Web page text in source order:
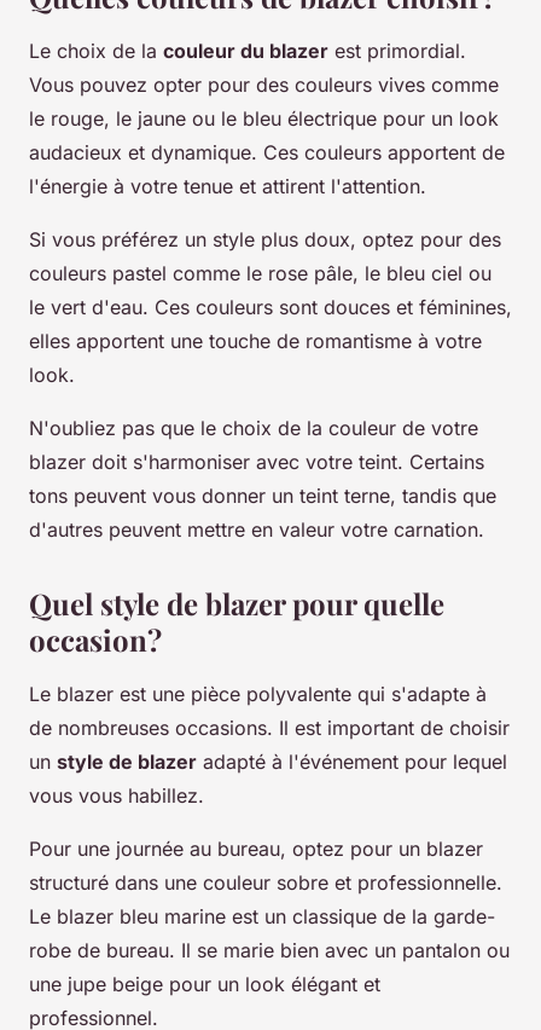
Le choix de la couleur du blazer est primordial.
Vous pouvez opter pour des couleurs vives comme
le rouge, le jaune ou le bleu électrique pour un look
audacieux et dynamique. Ces couleurs apportent de
l'énergie à votre tenue et attirent l'attention.
Si vous préférez un style plus doux, optez pour des
couleurs pastel comme le rose pâle, le bleu ciel ou
le vert d'eau. Ces couleurs sont douces et féminines,
elles apportent une touche de romantisme à votre
look.
N'oubliez pas que le choix de la couleur de votre
blazer doit s'harmoniser avec votre teint. Certains
tons peuvent vous donner un teint terne, tandis que
d'autres peuvent mettre en valeur votre carnation.
Quel style de blazer pour quelle
occasion?
Le blazer est une pièce polyvalente qui s'adapte à
de nombreuses occasions. Il est important de choisir
un style de blazer adapté à l'événement pour lequel
vous vous habillez.
Pour une journée au bureau, optez pour un blazer
structuré dans une couleur sobre et professionnelle.
Le blazer bleu marine est un classique de la garde-
robe de bureau. Il se marie bien avec un pantalon ou
une jupe beige pour un look élégant et
professionnel.